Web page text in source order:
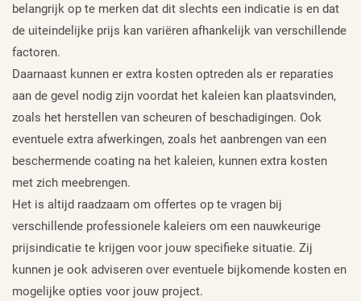
belangrijk op te merken dat dit slechts een indicatie is en dat
de uiteindelijke prijs kan variëren afhankelijk van verschillende
factoren.
Daarnaast kunnen er extra kosten optreden als er reparaties
aan de gevel nodig zijn voordat het kaleien kan plaatsvinden,
zoals het herstellen van scheuren of beschadigingen. Ook
eventuele extra afwerkingen, zoals het aanbrengen van een
beschermende coating na het kaleien, kunnen extra kosten
met zich meebrengen.
Het is altijd raadzaam om offertes op te vragen bij
verschillende professionele kaleiers om een nauwkeurige
prijsindicatie te krijgen voor jouw specifieke situatie. Zij
kunnen je ook adviseren over eventuele bijkomende kosten en
mogelijke opties voor jouw project.